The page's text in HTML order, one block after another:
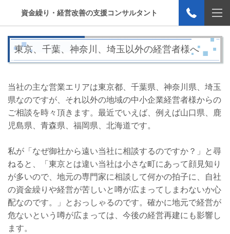
資金繰り・経営改善の支援コンサルタント
東京、千葉、神奈川、埼玉以外の経営者様へ
当社の主な営業エリアは東京都、千葉県、神奈川県、埼玉
県なのですが、それ以外の地域の中小企業経営者様からの
ご相談を時々頂きます。最近でいえば、例えば山口県、鹿
児島県、青森県、福岡県、北海道です。
私が「なぜ御社から遠い当社に相談するのですか？」と尋
ねると、「東京とは違い当社は小さな町にあって顔見知り
が多いので、地元の専門家に相談して何かの拍子に、自社
の資金繰りや経営が苦しいと噂が広まってしまわないか心
配なのです。」とおっしゃるのです。確かに地元で経営が
危ないという噂が広まっては、今後の経営再建にも影響し
ます。